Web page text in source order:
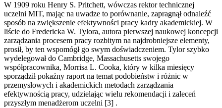
W 1909 roku Henry S. Pritchett, wówczas rektor technicznej
uczelni MIT, mając na uwadze to porównanie, zapragnął odnaleźć
sposób na zwiększenie efektywności pracy kadry akademickiej. W
liście do Fredericka W. Tylora, autora pierwszej naukowej koncepcji
zarządzania procesem pracy rozbitym na najdrobniejsze elementy,
prosił, by ten wspomógł go swym doświadczeniem. Tylor szybko
wydelegował do Cambridge, Massachusetts swojego
współpracownika, Morrisa L. Cooka, który w kilka miesięcy
sporządził pokaźny raport na temat podobieństw i różnic w
przemysłowych i akademickich metodach zarządzania
efektywnością pracy, udzielając wielu rekomendacji i zaleceń
przyszłym menadżerom uczelni [3] .